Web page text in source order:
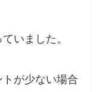
いました。
が少ない場合